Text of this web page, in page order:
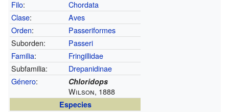
Filo:
Chordata
Clase:
Aves
Orden:
Passeriformes
Suborden:
Passeri
Familia:
Fringillidae
Subfamilia:
Drepanidinae
Género: Chloridops
Wilson, 1888
Especies